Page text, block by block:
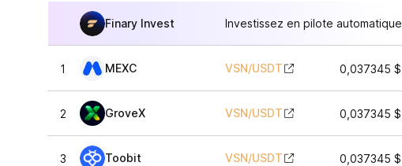
Finary Invest Investissez en pilote automatique
1 MEXC VSN/USDT 0,037345 $
2 GroveX VSN/USDT 0,037345 $
3 Toobit VSN/USDT 0,037345 $